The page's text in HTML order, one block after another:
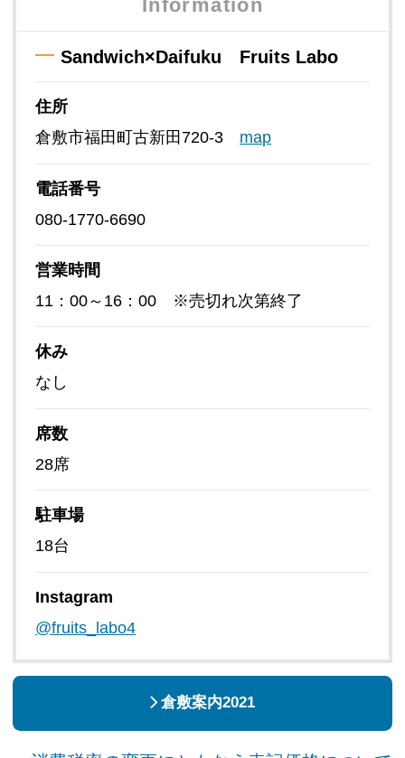
Information
Sandwich×Daifuku Fruits Labo
住所
倉敷市福田町古新田720-3 map
電話番号
080-1770-6690
営業時間
11：00～16：00 ※売切れ次第終了
休み
なし
席数
28席
駐車場
18台
Instagram
@fruits_labo4
倉敷案内2021